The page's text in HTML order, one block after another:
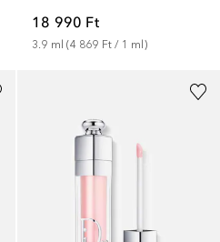
18 990 Ft
3.9 ml (4 869 Ft / 1 ml)
+16